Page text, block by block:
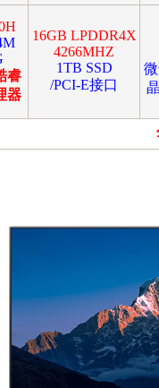
睿
器
16GB LPDDR4X
4266MHZ
1TB SSD
/PCI-E接口